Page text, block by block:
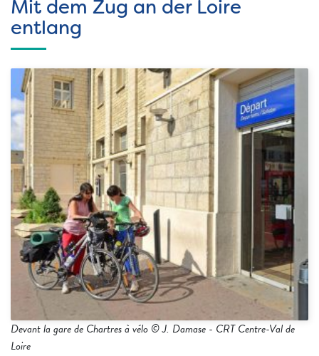
Mit dem Zug an der Loire
entlang
Devant la gare de Chartres à vélo © J. Damase - CRT Centre-Val de
Loire